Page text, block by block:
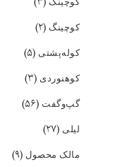
کوچینگ (۲)
کوله‌پشتی (۵)
کوهنوردی (۳)
گپ‌و‌گفت (۵۶)
لیلی (۲۷)
مالک محصول (۹)